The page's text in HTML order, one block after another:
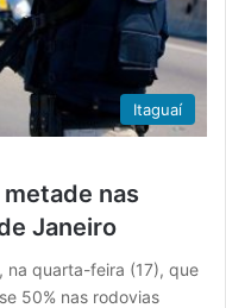
Itaguaí
nas
Janeiro
na quarta-feira (17), que
50% nas rodovias